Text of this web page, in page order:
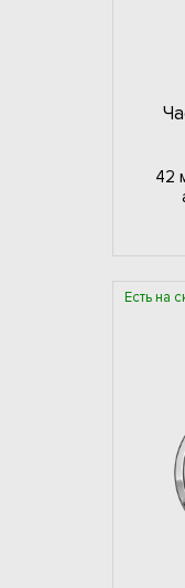
42
Есть на